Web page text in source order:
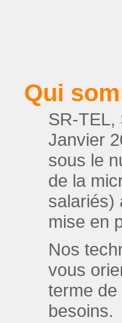
Qui
SR-TEL,
Janvier
sous le
de la
salariés)
mise en
Nos
vous
terme
besoins.